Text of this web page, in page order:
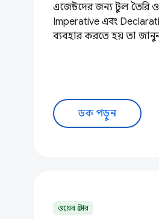
এজেন্টদের জন্য টুল তৈরি
Imperative এবং
ব্যবহার করতে হয় তা
ডক পড়ুন
ওয়েব স্টোর